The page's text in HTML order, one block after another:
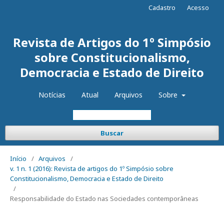
Revista de Artigos do 1º Simpósio
sobre Constitucionalismo,
Democracia e Estado de Direito
Notícias Atual Arquivos Sobre
Buscar
Cadastro Acesso
Início / Arquivos
/
v. 1 n. 1 (2016): Revista de artigos do 1º Simpósio sobre
Constitucionalismo, Democracia e Estado de Direito
/
Responsabilidade do Estado nas Sociedades contemporâneas